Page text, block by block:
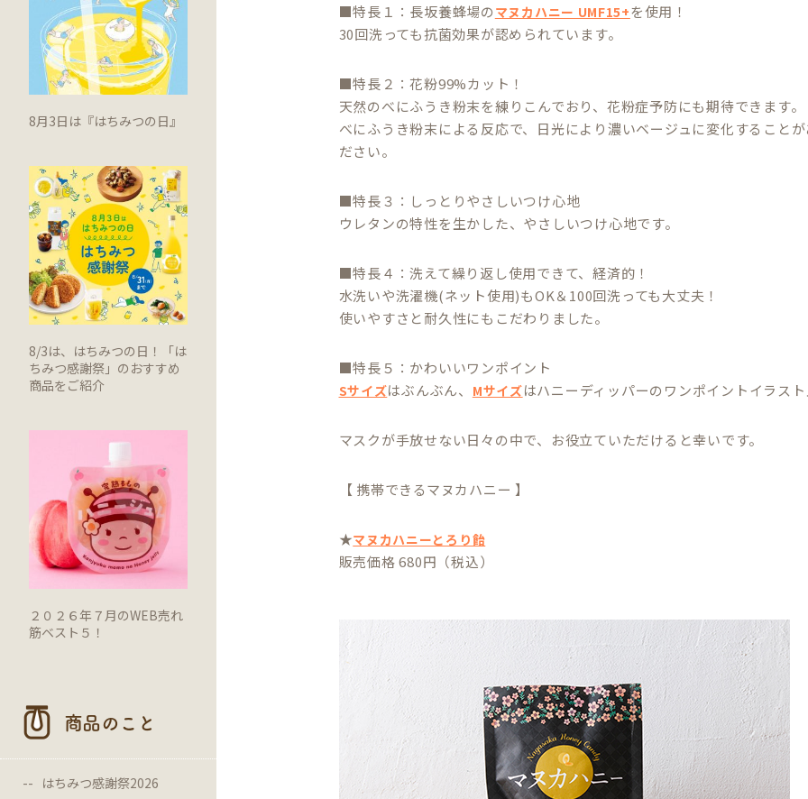
8月3日は『はちみつの日』
8/3は、はちみつの日！「は
ちみつ感謝祭」のおすすめ
商品をご紹介
２０２６年７月のWEB売れ
筋ベスト５！
商品のこと
はちみつ感謝祭2026
■特長１：長坂養蜂場の マヌカハニー UMF15+を使用！
30回洗っても抗菌効果が認められています。
■特長２：花粉99%カット！
天然のべにふうき粉末を練りこんでおり、花粉症予防にも期待できます。
べにふうき粉末による反応で、日光により濃いベージュに変化すること
ださい。
■特長３：しっとりやさしいつけ心地
ウレタンの特性を生かした、やさしいつけ心地です。
■特長４：洗えて繰り返し使用できて、経済的！
水洗いや洗濯機(ネット使用)もOK＆100回洗っても大丈夫！
使いやすさと耐久性にもこだわりました。
■特長５：かわいいワンポイント
Sサイズはぶんぶん、 Mサイズはハニーディッパーのワンポイントイラスト
マスクが手放せない日々の中で、お役立ていただけると幸いです。
【 携帯できるマヌカハニー 】
★マヌカハニーとろり飴
販売価格 680円（税込）